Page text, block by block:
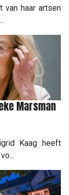
van haar artsen
Marsman
Kaag heeft